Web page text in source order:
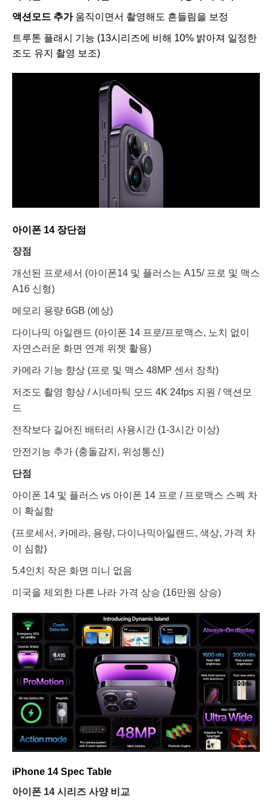
액션모드 추가 움직이면서 촬영해도 흔들림을 보정
트루톤 플래시 기능 (13시리즈에 비해 10% 밝아져 일정한
조도 유지 촬영 보조)
아이폰 14 장단점
장점
개선된 프로세서 (아이폰14 및 플러스는 A15/ 프로 및 맥스
A16 신형)
메모리 용량 6GB (예상)
다이나믹 아일랜드 (아이폰 14 프로/프로맥스, 노치 없이
자연스러운 화면 연계 위젯 활용)
카메라 기능 향상 (프로 및 맥스 48MP 센서 장착)
저조도 촬영 향상 / 시네마틱 모드 4K 24fps 지원 / 액션모
드
전작보다 길어진 배터리 사용시간 (1-3시간 이상)
안전기능 추가 (충돌감지, 위성통신)
단점
아이폰 14 및 플러스 vs 아이폰 14 프로 / 프로맥스 스펙 차
이 확실함
(프로세서, 카메라, 용량, 다이나믹아일랜드, 색상, 가격 차
이 심함)
5.4인치 작은 화면 미니 없음
미국을 제외한 다른 나라 가격 상승 (16만원 상승)
iPhone 14 Spec Table
아이폰 14 시리즈 사양 비교